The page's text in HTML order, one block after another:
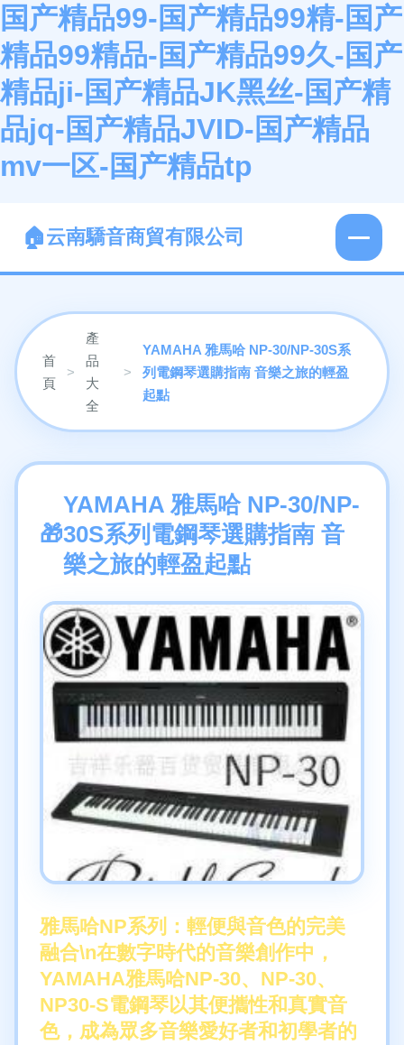
国产精品99-国产精品99精-国产
精品99精品-国产精品99久-国产
精品ji-国产精品JK黑丝-国产精
品jq-国产精品JVID-国产精品
mv一区-国产精品tp
云南驕音商貿有限公司
首
頁
>
產
品
大
全
>
YAMAHA 雅馬哈 NP-30/NP-30S系
列電鋼琴選購指南 音樂之旅的輕盈
起點
YAMAHA 雅馬哈 NP-30/NP-
30S系列電鋼琴選購指南 音
樂之旅的輕盈起點
雅馬哈NP系列：輕便與音色的完美
融合\n在數字時代的音樂創作中，
YAMAHA雅馬哈NP-30、NP-30、
NP30-S電鋼琴以其便攜性和真實音
色，成為眾多音樂愛好者和初學者的